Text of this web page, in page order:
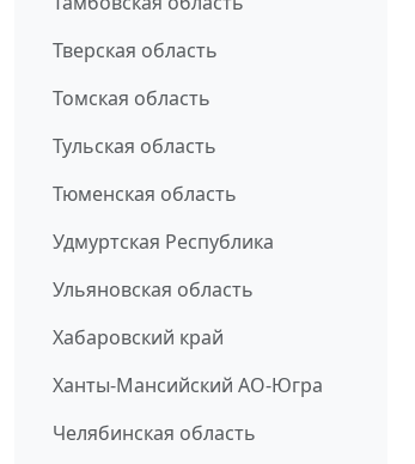
Тверская область
Томская область
Тульская область
Тюменская область
Удмуртская Республика
Ульяновская область
Хабаровский край
Ханты-Мансийский АО-Югра
Челябинская область